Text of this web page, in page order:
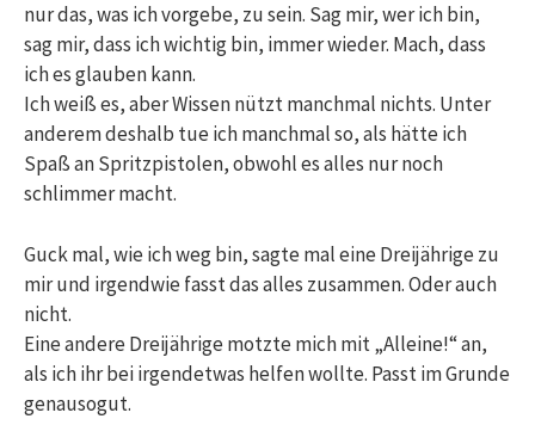
nur das, was ich vorgebe, zu sein. Sag mir, wer ich bin,
sag mir, dass ich wichtig bin, immer wieder. Mach, dass
ich es glauben kann.
Ich weiß es, aber Wissen nützt manchmal nichts. Unter
anderem deshalb tue ich manchmal so, als hätte ich
Spaß an Spritzpistolen, obwohl es alles nur noch
schlimmer macht.
Guck mal, wie ich weg bin, sagte mal eine Dreijährige zu
mir und irgendwie fasst das alles zusammen. Oder auch
nicht.
Eine andere Dreijährige motzte mich mit „Alleine!“ an,
als ich ihr bei irgendetwas helfen wollte. Passt im Grunde
genausogut.